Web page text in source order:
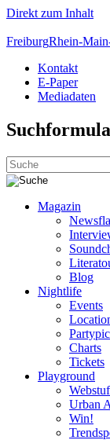
Direkt zum Inhalt
FreiburgRhein-
Kontakt
E-Paper
Mediadaten
Magazin
Blog
Nightlife
Events
Charts
Tickets
Playground
Urban
Win!